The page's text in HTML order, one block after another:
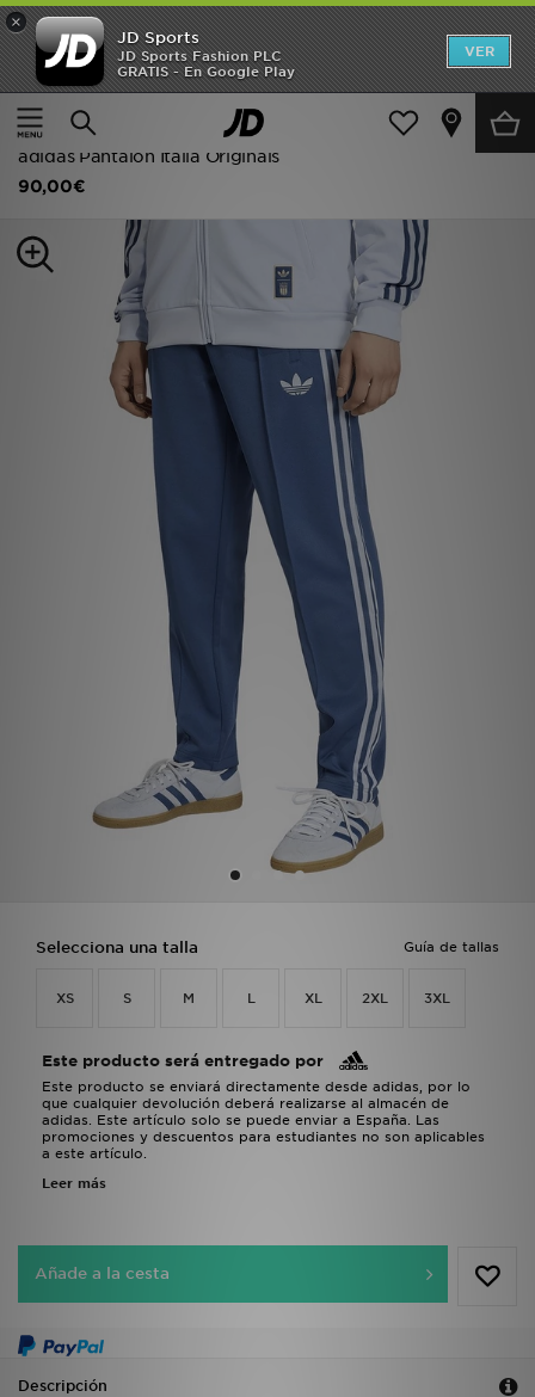
×
JD Sports
JD Sports Fashion PLC
GRATIS - En Google Play
VER
Página principal
Hombre
Ropa de hombre
adidas Pantalón Italia Originals
90,00€
Guía de tallas
Selecciona una talla
XS S M L XL 2XL 3XL
Este producto será entregado por
Este producto se enviará directamente desde adidas, por lo
que cualquier devolución deberá realizarse al almacén de
adidas. Este artículo solo se puede enviar a España. Las
promociones y descuentos para estudiantes no son aplicables
a este artículo.
Leer más
Añade a la cesta
Descripción
Hombre
Mujer
Niños
Estilo
Ver Marcas
Deportes & Fitness
TARJETA REGALO